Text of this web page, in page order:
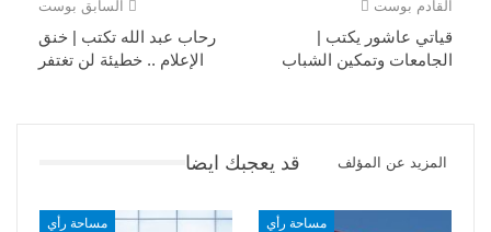
السابق بوست
رحاب عبد الله تكتب | خنق
الإعلام .. خطيئة لن تغتفر
القادم بوست
قياتي عاشور يكتب |
الجامعات وتمكين الشباب
قد يعجبك ايضا المزيد عن المؤلف
مساحة رأي مساحة رأي